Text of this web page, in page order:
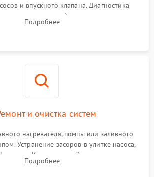
и впускного клапана. Диагностика
уровня воды), датчика мутности,
и электронного модуля управления.
Подробнее
и очистка систем
нагревателя, помпы или заливного
Устранение засоров в улитке насоса,
Компонентный ремонт платы
поврежденной проводки.
Подробнее